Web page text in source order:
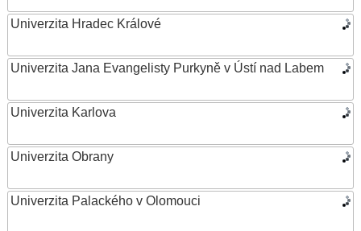
Univerzita Hradec Králové
Univerzita Jana Evangelisty Purkyně v Ústí nad Labem
Univerzita Karlova
Univerzita Obrany
Univerzita Palackého v Olomouci